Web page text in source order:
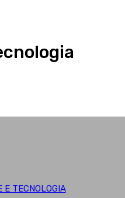
E TECNOLOGIA